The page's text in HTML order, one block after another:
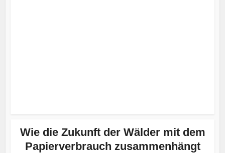
Wie die Zukunft der Wälder mit dem
Papierverbrauch zusammenhängt